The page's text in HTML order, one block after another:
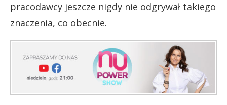
pracodawcy jeszcze nigdy nie odgrywał takiego
znaczenia, co obecnie.